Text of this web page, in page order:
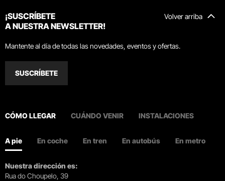
Volver arriba
¡SUSCRÍBETE
A NUESTRA NEWSLETTER!
Mantente al día de todas las novedades, eventos y ofertas.
SUSCRÍBETE
CÓMO LLEGAR CUÁNDO VENIR INSTALACIONES
A pie En coche En tren En autobús En metro
Nuestra dirección es:
Rua do Choupelo, 39